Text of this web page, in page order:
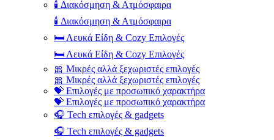
🕯️ Διακόσμηση & Ατμόσφαιρα
🕯️ Διακόσμηση & Ατμόσφαιρα
🛏️ Λευκά Είδη & Cozy Επιλογές
🛏️ Λευκά Είδη & Cozy Επιλογές
🎀 Μικρές αλλά ξεχωριστές επιλογές
🎀 Μικρές αλλά ξεχωριστές επιλογές
💝 Επιλογές με προσωπικό χαρακτήρα
💝 Επιλογές με προσωπικό χαρακτήρα
🎧 Tech επιλογές & gadgets
🎧 Tech επιλογές & gadgets